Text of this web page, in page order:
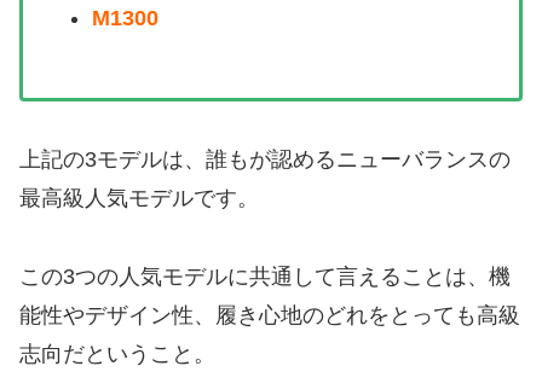
M1300
上記の3モデルは、誰もが認めるニューバランスの
最高級人気モデルです。
この3つの人気モデルに共通して言えることは、機
能性やデザイン性、履き心地のどれをとっても高級
志向だということ。